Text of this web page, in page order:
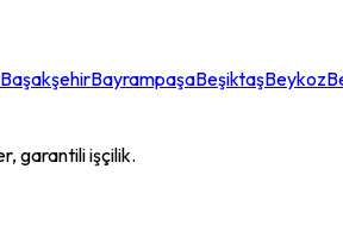
BaşakşehirBayrampaşaBeşiktaşBeykoz
garantili işçilik.